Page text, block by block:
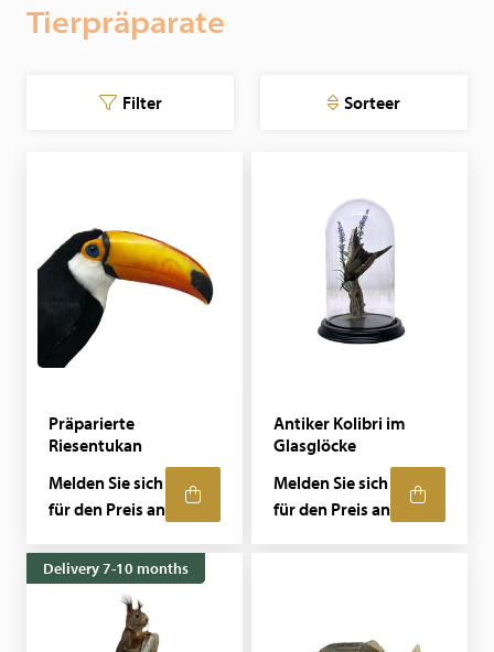
Tierpräparate
Filter Sorteer
Präparierte
Riesentukan
Melden Sie sich
für den Preis an
Antiker Kolibri im
Glasglöcke
Melden Sie sich
für den Preis an
Delivery 7-10 months